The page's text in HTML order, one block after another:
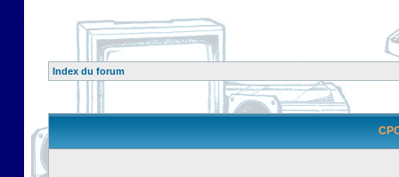
Index du forum